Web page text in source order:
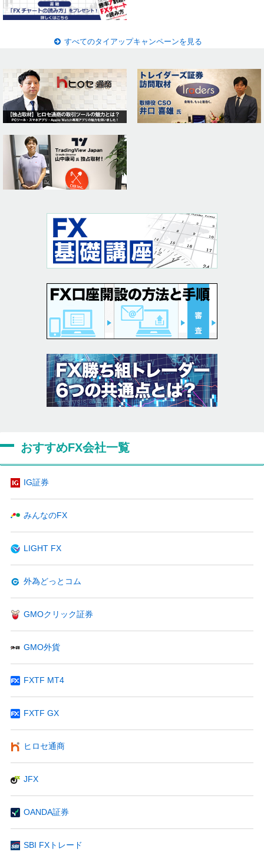
すべてのタイアップキャンペーンを見る
おすすめFX会社一覧
IG証券
みんなのFX
LIGHT FX
外為どっとコム
GMOクリック証券
GMO外貨
FXTF MT4
FXTF GX
ヒロセ通商
JFX
OANDA証券
SBI FXトレード